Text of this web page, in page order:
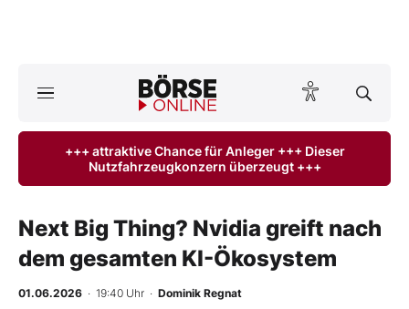
Anlageprodukte
Finanz-Check
Abo & Shop
+++ attraktive Chance für Anleger +++ Dieser
Nutzfahrzeugkonzern überzeugt +++
Next Big Thing? Nvidia greift nach
dem gesamten KI-Ökosystem
01.06.2026 · 19:40 Uhr · Dominik Regnat